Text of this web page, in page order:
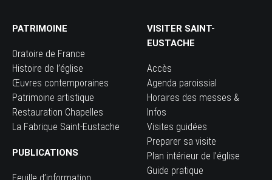
PATRIMOINE
Oratoire de France
Histoire de l’église
Œuvres contemporaines
Patrimoine artistique
Restauration Chapelles
La Fabrique Saint-Eustache
PUBLICATIONS
VISITER SAINT-
EUSTACHE
Accès
Agenda paroissial
Horaires des messes &
Infos
Visites guidées
Preparer sa visite
Plan intérieur de l’église
Guide pratique